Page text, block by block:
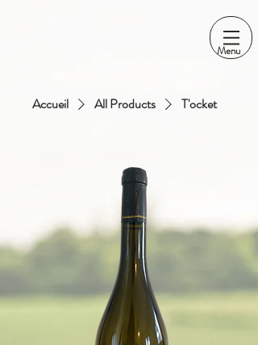
Menu
Accueil All Products T'ocket